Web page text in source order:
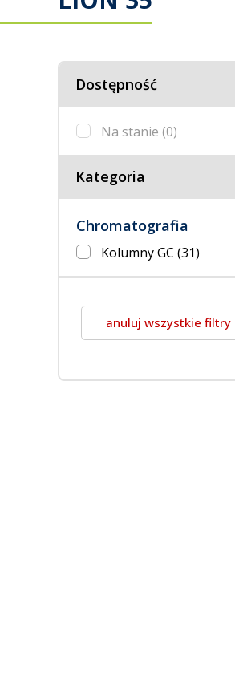
Dostępność
Na stanie (0)
Kategoria
Chromatografia
Kolumny GC (31)
anuluj wszystkie filtry